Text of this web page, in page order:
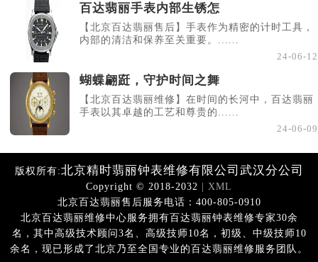
百达翡丽手表内部生锈怎
【北京百达翡丽售后】手表作为精密的计时工具，
内部的清洁和保养至关重要。......
24-06-12
蝴蝶翩跹，守护时间之舞
【北京百达翡丽维修】在时间的长河中，百达翡丽
手表以其卓越的工艺和尊贵的......
24-06-09
版权所有:北京精时翡丽钟表维修有限公司武汉分公司
Copyright © 2018-2032 | XML
北京百达翡丽售后服务电话：400-805-0910
北京百达翡丽维修中心服务拥有百达翡丽钟表维修专家30余
名，其中高级技术顾问3名、高级技师10名，初级、中级技师10
余名，现已形成了北京乃至全国专业的百达翡丽维修服务团队。